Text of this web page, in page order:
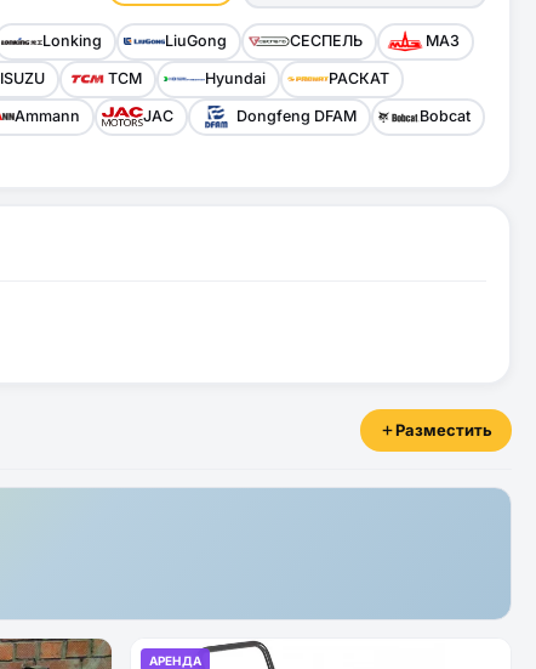
Lonking LiuGong СЕСПЕЛЬ МАЗ
ISUZU TCM Hyundai РАСКАТ
Ammann JAC Dongfeng DFAM Bobcat
Разместить
АРЕНДА